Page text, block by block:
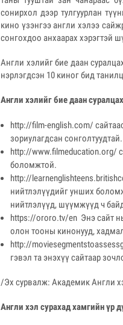
сонирхол дээр тулгуурлан
кино үзэнгээ англи хэлээ
сонгохдоо анхаарах хэрэгтэй
Англи хэлийг бие даан
нэрлэгдсэн 10 киног бид
Англи хэлийг бие даан
http://film-english.com/
зориулагдсан сонголтуудтай.
http://www.filmeducation.org/
боломжтой.
http://
нийтлэлүүдийг унших
нийтлэлүүд, шүүмжүүд ч
https://ororo.tv/en Энэ сайт
олон тооны кинонууд,
http://
гэвэл та энэхүү сайтаар
/Эх сурвалж: Академик Англи
Англи хэл сурахад хамгийн үр